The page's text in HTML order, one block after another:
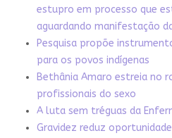
estupro em processo que
aguardando manifestação
Pesquisa propõe
para os povos indígenas
Bethânia Amaro estreia no
profissionais do sexo
A luta sem tréguas da
Gravidez reduz